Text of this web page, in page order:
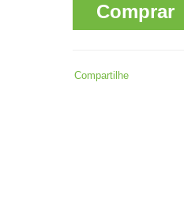
Comprar
Compartilhe